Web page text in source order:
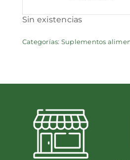
Sin existencias
Categorías: Suplementos